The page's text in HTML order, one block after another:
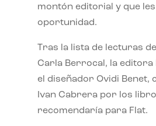
montón editorial y que
oportunidad.
Tras la lista de lecturas
Carla Berrocal, la editora
el diseñador Ovidi Benet,
Ivan Cabrera por los
recomendaría para Flat.